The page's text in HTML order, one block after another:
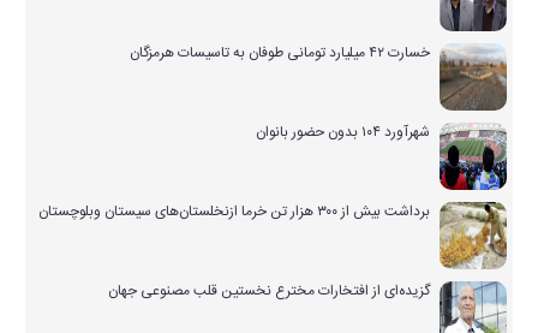
خسارت ۴۲ میلیارد تومانی طوفان به تاسیسات هرمزگان
شهرآورد ۱۰۴ بدون حضور بانوان
برداشت بیش از ۳۰۰ هزار تن خرما ازنخلستان‌های سیستان وبلوچستان
گزیده‌ای از افتخارات مخترع نخستین قلب مصنوعی جهان